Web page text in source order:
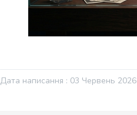
Дата написання : 03 Червень 2026